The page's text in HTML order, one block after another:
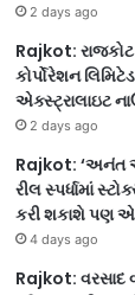
2 days ago
Rajkot:
કોર્પોરેશન
એક્સ્ટ્રાલાઇટ
2 days ago
Rajkot: ‘અનંત
રીલ સ્પર્ધામાં
કરી શકાશે પણ
4 days ago
Rajkot: વરસાદ